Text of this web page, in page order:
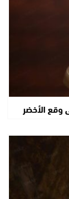
وقع الأخضر